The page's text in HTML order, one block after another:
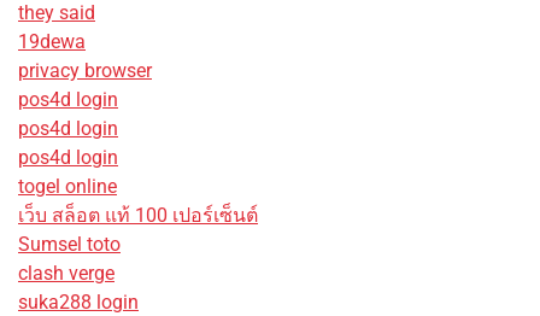
they said
19dewa
privacy browser
pos4d login
pos4d login
pos4d login
togel online
เว็บ สล็อต แท้ 100 เปอร์เซ็นต์
Sumsel toto
clash verge
suka288 login